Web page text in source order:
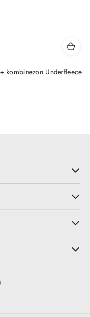
kombinezon Underfleece